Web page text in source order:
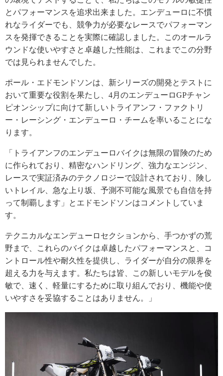
とパフォーマンスを追求出来ました。エンデューロに不慣
れなライダーでも、競争力が必要なレースでパフォーマン
スを発揮できることを実際に確認しました。このオールラ
ウンドな使いやすさと卓越した性能は、これまでこの分野
では見られませんでした。
ポール・エドモンドソンは、新シリーズの開発とテストに
おいて重要な役割を果たし、4月のエンデューロGPチャン
ピオンシップに向けて新しいトライアンフ・ファクトリ
ー・レーシング・エンデューロ・チームを率いることにな
ります。
「トライアンフのエンデューロバイクは無限の冒険のため
に作られており、精密なハンドリング、強力なエンジン、
レースで実証済みのテクノロジーで設計されており、険し
いトレイル、急な上り坂、予測不可能な風景でも自信を持
って制覇します」とエドモンドソンはコメントしていま
す。
テクニカルなエンデューロセクションから、手つかずの荒
野まで、これらのバイクは卓越したパフォーマンスと、コ
ントロール性や耐久性を提供し、ライダーが自分の限界を
超える力を与えます。私たちは皆、この新しいモデルを俊
敏で、速く、軽量にするために取り組んでおり、機能や使
いやすさを妥協することはありません。」